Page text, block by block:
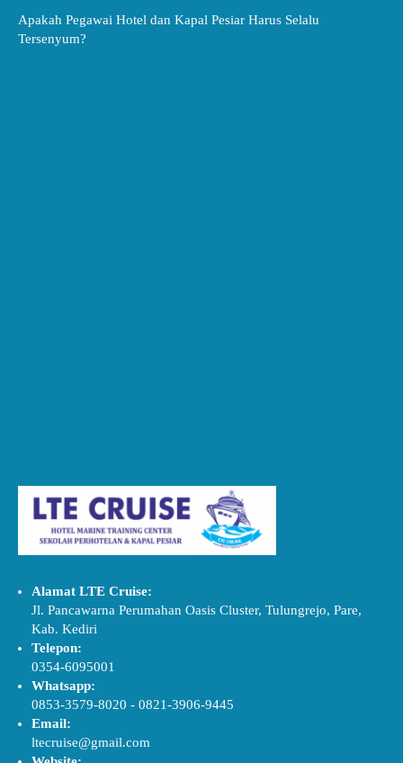
Apakah Pegawai Hotel dan Kapal Pesiar Harus Selalu
Tersenyum?
Alamat LTE Cruise:
Jl. Pancawarna Perumahan Oasis Cluster, Tulungrejo, Pare,
Kab. Kediri
Telepon:
0354-6095001
Whatsapp:
0853-3579-8020 - 0821-3906-9445
Email:
ltecruise@gmail.com